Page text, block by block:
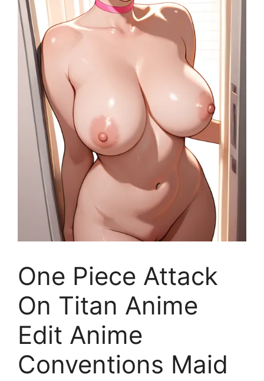
One Piece Attack
On Titan Anime
Edit Anime
Conventions Maid